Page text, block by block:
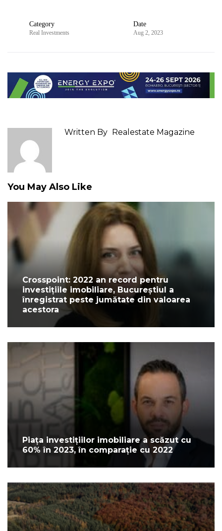
Category
Real Investments
Date
Aug 2, 2023
Written By Realestate Magazine
You May Also Like
Crosspoint: 2022 an record pentru
investițiile imobiliare, Bucureștiul a
înregistrat peste jumătate din valoarea
acestora
Piața investițiilor imobiliare a scăzut cu
60% în 2023, în comparație cu 2022